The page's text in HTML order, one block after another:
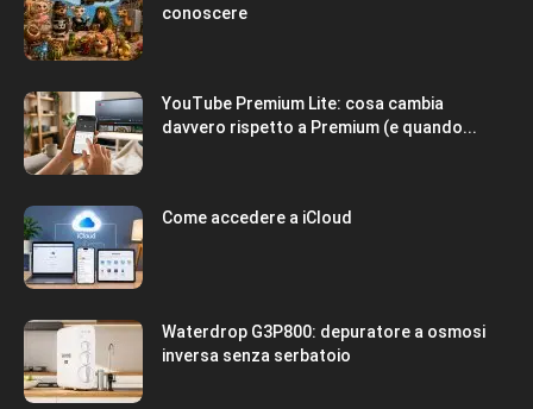
conoscere
YouTube Premium Lite: cosa cambia
davvero rispetto a Premium (e quando...
Come accedere a iCloud
Waterdrop G3P800: depuratore a osmosi
inversa senza serbatoio